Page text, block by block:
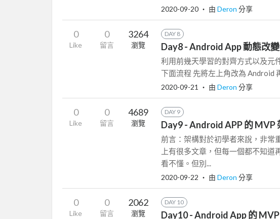
2020-09-20 ‧ 由 Deron 分享
0
Like
0
留言
3264
瀏覽
DAY 8
Day8 - Android App 動態改
利用前幾天學習的對齊方式以及元
下面流程 先將左上角改為 Android
2020-09-21 ‧ 由 Deron 分享
0
Like
0
留言
4689
瀏覽
DAY 9
Day9 - Android APP 的 MVP
前言：架構對於初學者來說，非常
上有很多文章，但每一個都不知道
看不懂。但別...
2020-09-22 ‧ 由 Deron 分享
0
Like
0
留言
2062
瀏覽
DAY 10
Day10 - Android App 的